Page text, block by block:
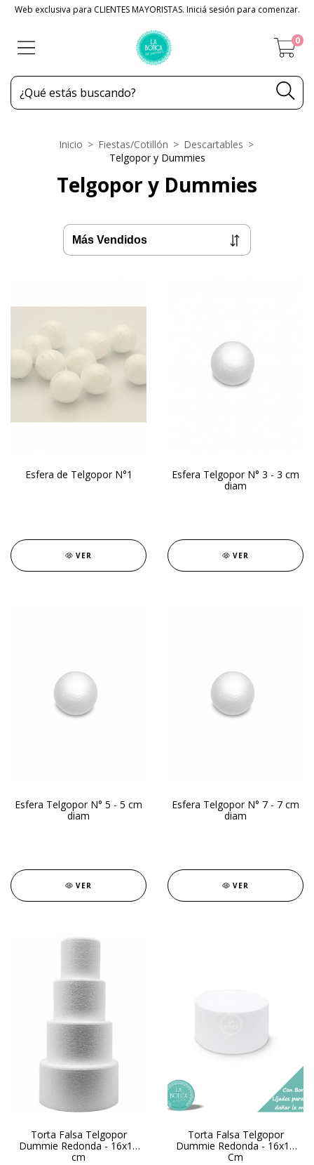
Web exclusiva para CLIENTES MAYORISTAS. Iniciá sesión para comenzar.
0
Inicio > Fiestas/Cotillón > Descartables >
Telgopor y Dummies
Telgopor y Dummies
Esfera de Telgopor N°1
VER
Esfera Telgopor N° 3 - 3 cm
diam
VER
Esfera Telgopor N° 5 - 5 cm
diam
VER
Esfera Telgopor N° 7 - 7 cm
diam
VER
Torta Falsa Telgopor
Dummie Redonda - 16x15
cm
Torta Falsa Telgopor
Dummie Redonda - 16x10
Cm